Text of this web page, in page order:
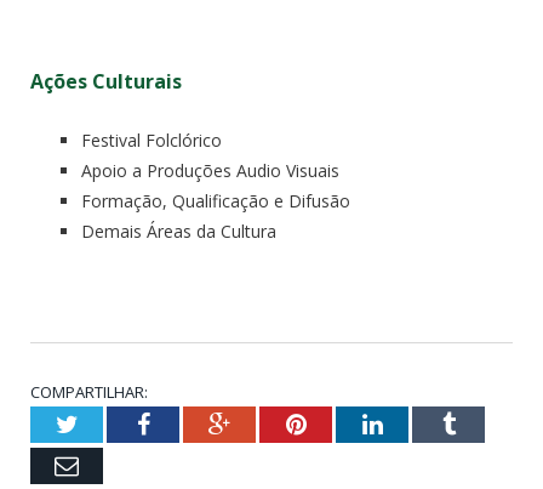
Ações Culturais
Festival Folclórico
Apoio a Produções Audio Visuais
Formação, Qualificação e Difusão
Demais Áreas da Cultura
COMPARTILHAR:
TwitterFacebookGoogle+PinterestLinkedInTumblr
Email